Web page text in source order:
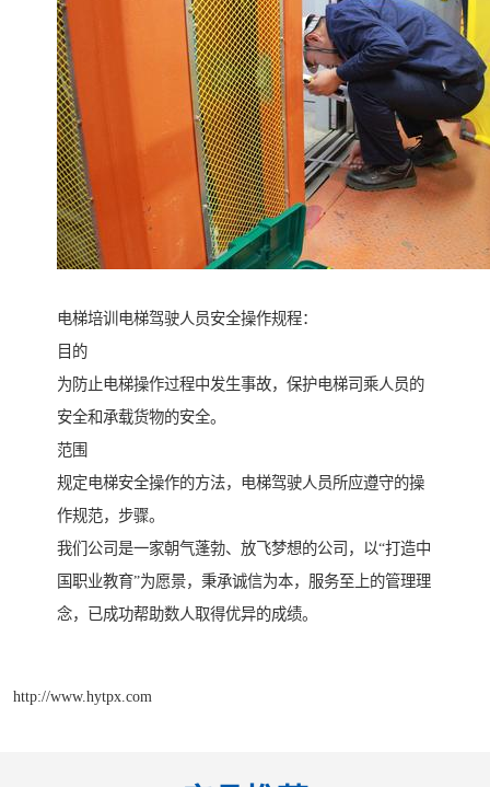
电梯培训电梯驾驶人员安全操作规程：
目的
为防止电梯操作过程中发生事故，保护电梯司乘人员的
安全和承载货物的安全。
范围
规定电梯安全操作的方法，电梯驾驶人员所应遵守的操
作规范，步骤。
我们公司是一家朝气蓬勃、放飞梦想的公司，以“打造中
国职业教育”为愿景，秉承诚信为本，服务至上的管理理
念，已成功帮助数人取得优异的成绩。
http://www.hytpx.com